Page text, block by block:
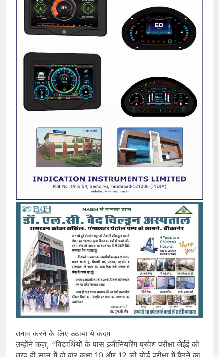
तनाव करने के लिए उठाया ये कदम
उन्होंने कहा, ‘‘विद्यार्थियों के पास इंजीनियरिंग प्रवेश परीक्षा जेईई की
तरह ही साल में दो बार कक्षा 10 और 12 की बोर्ड परीक्षा में बैठने का